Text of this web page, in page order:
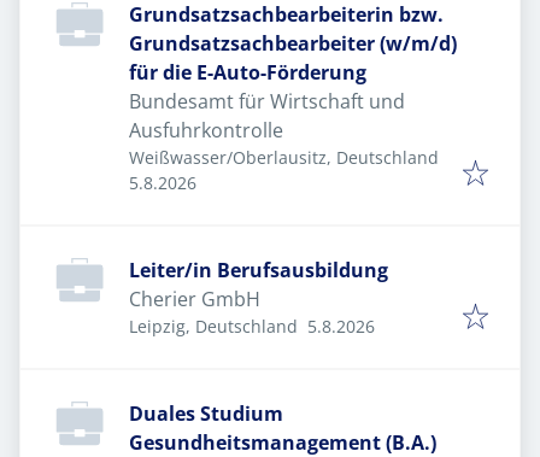
Grundsatzsachbearbeiterin bzw.
Grundsatzsachbearbeiter (w/m/d)
für die E-Auto-Förderung
Bundesamt für Wirtschaft und
Ausfuhrkontrolle
Weißwasser/Oberlausitz, Deutschland
Veröffentlicht
5.8.2026
Leiter/in Berufsausbildung
Cherier GmbH
Leipzig, Deutschland Veröffentlicht
5.8.2026
Duales Studium
Gesundheitsmanagement (B.A.)